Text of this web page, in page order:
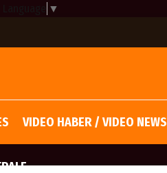
▼
VIDEO HABER / VIDEO NEWS